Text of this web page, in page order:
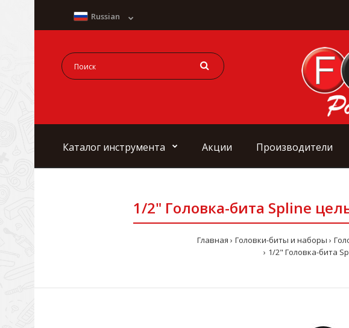
Russian
Каталог инструмента Акции Производители
1/2" Головка-бита Spline
Главная Головки-биты и наборы
1/2" Головка-бита